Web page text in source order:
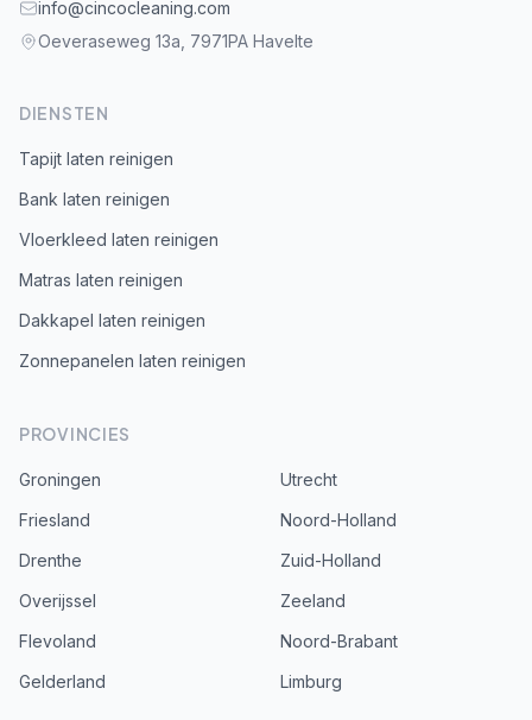
info@cincocleaning.com
Oeveraseweg 13a, 7971PA Havelte
DIENSTEN
Tapijt laten reinigen
Bank laten reinigen
Vloerkleed laten reinigen
Matras laten reinigen
Dakkapel laten reinigen
Zonnepanelen laten reinigen
PROVINCIES
Groningen
Friesland
Drenthe
Overijssel
Flevoland
Gelderland
Utrecht
Noord-Holland
Zuid-Holland
Zeeland
Noord-Brabant
Limburg